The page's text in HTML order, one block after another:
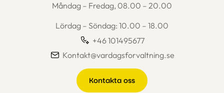
Måndag – Fredag, 08.00 – 20.00
Lördag – Söndag: 10.00 – 18.00
+46 101495677
Kontakt@vardagsforvaltning.se
Kontakta oss